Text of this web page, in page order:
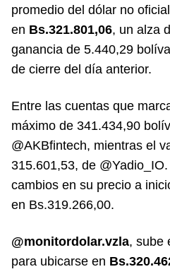
promedio del dólar no
en Bs.321.801,06, un alza
ganancia de 5.440,29
de cierre del día anterior.
Entre las cuentas que
máximo de 341.434,90
@AKBfintech, mientras el
315.601,53, de
cambios en su precio a
en Bs.319.266,00.
@monitordolar.vzla, sube
para ubicarse en